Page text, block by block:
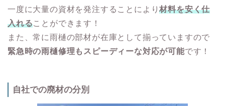
一度に大量の資材を発注することにより材料を安く仕
入れることができます！
また、常に雨樋の部材が在庫として揃っていますので
緊急時の雨樋修理もスピーディーな対応が可能です！
自社での廃材の分別